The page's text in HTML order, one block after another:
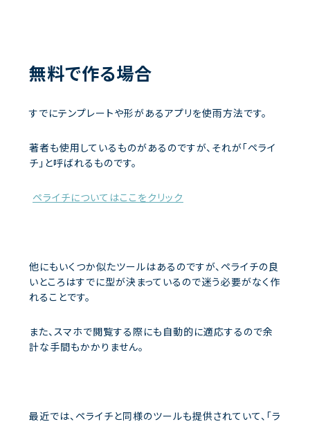
無料で作る場合
すでにテンプレートや形があるアプリを使雨方法です。
著者も使用しているものがあるのですが、それが「ペライ
チ」と呼ばれるものです。
ペライチについてはここをクリック
他にもいくつか似たツールはあるのですが、ペライチの良
いところはすでに型が決まっているので迷う必要がなく作
れることです。
また、スマホで閲覧する際にも自動的に適応するので余
計な手間もかかりません。
最近では、ペライチと同様のツールも提供されていて、「ラ